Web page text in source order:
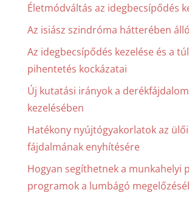
Életmódváltás az idegbecsípődés
Az isiász szindróma hátterében
Az idegbecsípődés kezelése és a
pihentetés kockázatai
Új kutatási irányok a derékfájdalom
kezelésében
Hatékony nyújtógyakorlatok az
fájdalmának enyhítésére
Hogyan segíthetnek a munkahelyi
programok a lumbágó